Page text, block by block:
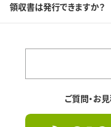
領収書は発行できますか？
ご質問・お